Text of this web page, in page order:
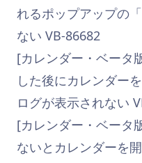
れるポップアップの
ない VB-86682
[カレンダー・ベータ
した後にカレンダー
ログが表示されない
[カレンダー・ベータ
ないとカレンダーを